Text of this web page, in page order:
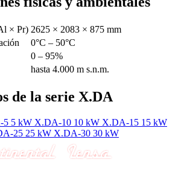
× Pr) 2625 × 2083 × 875 mm
0°C – 50°C
0 – 95%
hasta 4.000 m s.n.m.
de la serie X.DA
5 5 kW X.DA-10 10 kW X.DA-15 15 kW
25 25 kW X.DA-30 30 kW